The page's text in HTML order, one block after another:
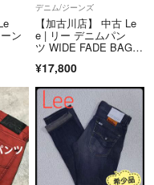
はご遠慮頂いております。
ン
デニム/ジーンズ
【加古川店】 中古 Le
e | リー デニムパン
ツ WIDE FADE BAGG
AMS/A インディゴ サ
イズ：30 【107】
¥17,800